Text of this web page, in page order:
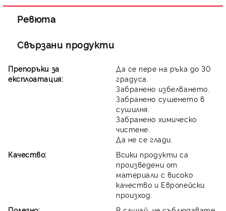
Ревюта
Свързани продукти
Препоръки за
експлоатация:
Да се пере на ръка до 30
градуса.
Забранено избелването.
Забранено сушенето в
сушилня.
Забранено химическо
чистене.
Да не се глади.
Качество:
Всики продукти са
произведени от
материали с високо
качество и Европейски
произход.